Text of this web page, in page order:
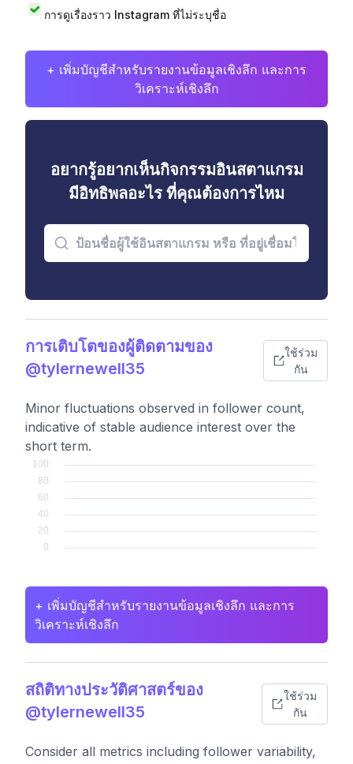
การดูเรื่องราว Instagram ที่ไม่ระบุชื่อ
+ เพิ่มบัญชีสำหรับรายงานข้อมูลเชิงลึก และการ
วิเคราะห์เชิงลึก
อยากรู้อยากเห็นกิจกรรมอินสตาแกรม
มีอิทธิพลอะไร ที่คุณต้องการไหม
การเติบโตของผู้ติดตามของ
@tylernewell35
ใช้ร่วม
กัน
Minor fluctuations observed in follower count,
indicative of stable audience interest over the
short term.
+ เพิ่มบัญชีสำหรับรายงานข้อมูลเชิงลึก และการ
วิเคราะห์เชิงลึก
สถิติทางประวัติศาสตร์ของ
@tylernewell35
ใช้ร่วม
กัน
Consider all metrics including follower variability,